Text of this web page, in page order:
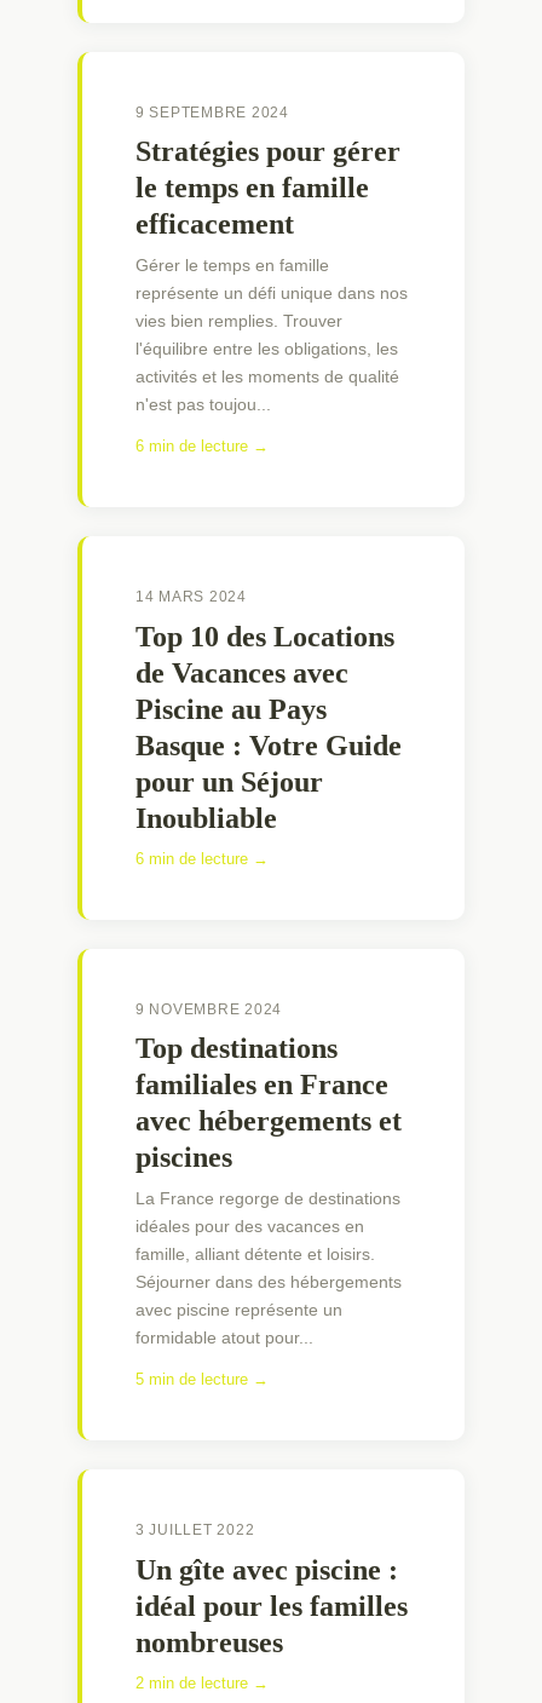
9 SEPTEMBRE 2024
Stratégies pour gérer
le temps en famille
efficacement
Gérer le temps en famille
représente un défi unique dans nos
vies bien remplies. Trouver
l'équilibre entre les obligations, les
activités et les moments de qualité
n'est pas toujou...
6 min de lecture →
14 MARS 2024
Top 10 des Locations
de Vacances avec
Piscine au Pays
Basque : Votre Guide
pour un Séjour
Inoubliable
6 min de lecture →
9 NOVEMBRE 2024
Top destinations
familiales en France
avec hébergements et
piscines
La France regorge de destinations
idéales pour des vacances en
famille, alliant détente et loisirs.
Séjourner dans des hébergements
avec piscine représente un
formidable atout pour...
5 min de lecture →
3 JUILLET 2022
Un gîte avec piscine :
idéal pour les familles
nombreuses
2 min de lecture →